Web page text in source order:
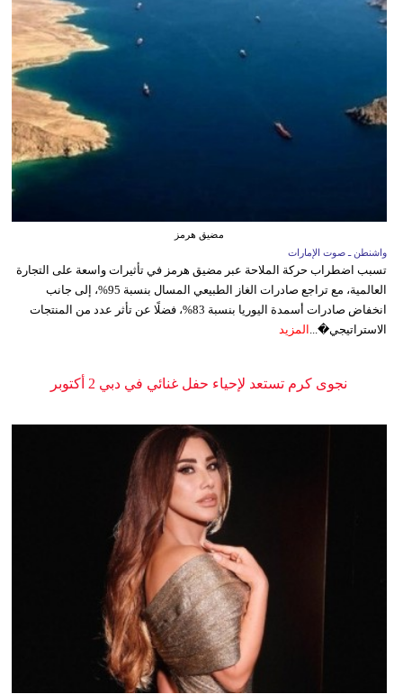
مضيق هرمز
واشنطن ـ صوت الإمارات
تسبب اضطراب حركة الملاحة عبر مضيق هرمز في تأثيرات واسعة على التجارة
العالمية، مع تراجع صادرات الغاز الطبيعي المسال بنسبة 95%، إلى جانب
انخفاض صادرات أسمدة اليوريا بنسبة 83%، فضلًا عن تأثر عدد من المنتجات
الاستراتيجي�... المزيد
نجوى كرم تستعد لإحياء حفل غنائي في دبي 2 أكتوبر